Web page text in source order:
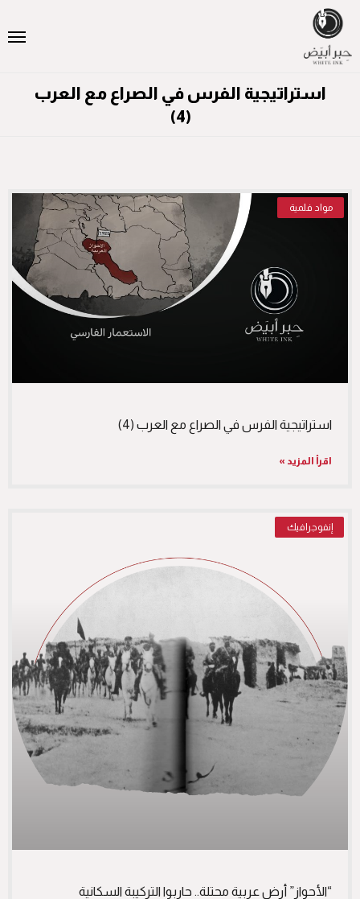
استراتيجية الفرس في الصراع مع العرب
(4)
مواد فلمية
استراتيجية الفرس في الصراع مع العرب (4)
اقرأ المزيد »
إنفوجرافيك
“الأحواز” أرض عربية محتلة.. حاربوا التركيبة السكانية